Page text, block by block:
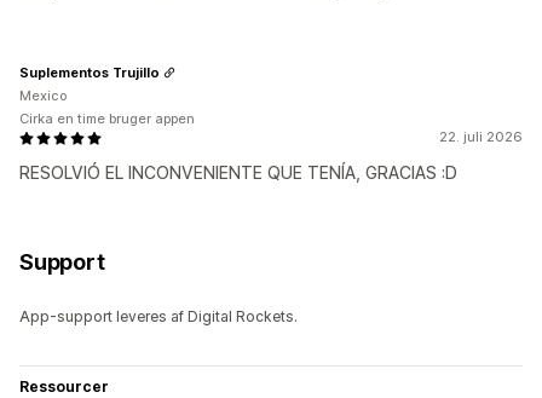
22. juli 2026
RESOLVIÓ EL INCONVENIENTE QUE TENÍA, GRACIAS :D
Suplementos Trujillo
Mexico
Cirka en time bruger appen
Support
App-support leveres af Digital Rockets.
Ressourcer